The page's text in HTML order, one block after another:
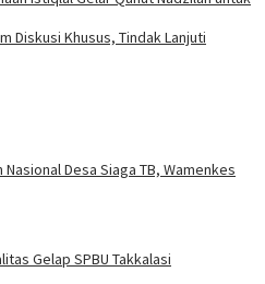
Diskusi Khusus, Tindak Lanjuti
Desa Siaga TB, Wamenkes
Gelap SPBU Takkalasi